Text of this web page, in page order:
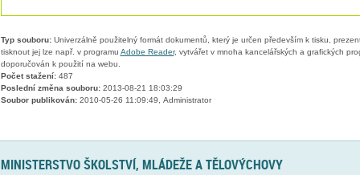
Typ souboru:Univerzálně použitelný formát dokumentů, který je určen především k tisku,
tisknout jej lze např. v programu Adobe Reader, vytvářet v mnoha kancelářských a grafických
doporučován k použití na webu.
Počet stažení:487
Poslední změna souboru:2013-08-21 18:03:29
Soubor publikován:2010-05-26 11:09:49, Administrator
MINISTERSTVO ŠKOLSTVÍ, MLÁDEŽE A TĚLOVÝCHOVY